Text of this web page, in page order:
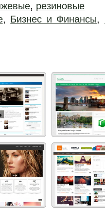
, резиновые
, Бизнес и Финансы,